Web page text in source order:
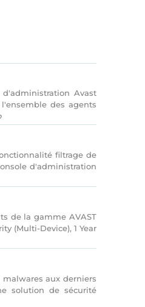
Avast
des agents
filtrage de
d'administration
de la gamme AVAST
(Multi-Device), 1 Year
aux derniers
solution de sécurité